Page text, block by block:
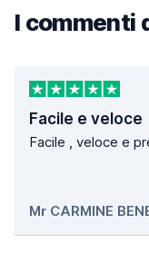
I commenti
Facile e veloce
Facile , veloce e
Mr CARMINE